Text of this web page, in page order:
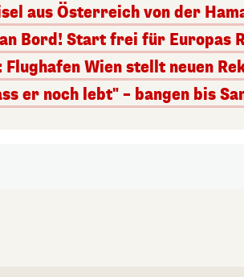
aus Österreich von der
Bord! Start frei für Europas
Wien stellt neuen
er noch lebt" – bangen bis